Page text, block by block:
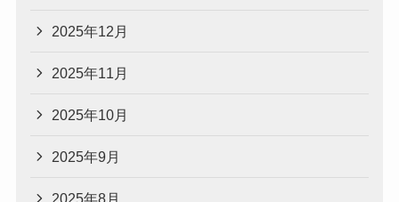
2025年12月
2025年11月
2025年10月
2025年9月
2025年8月